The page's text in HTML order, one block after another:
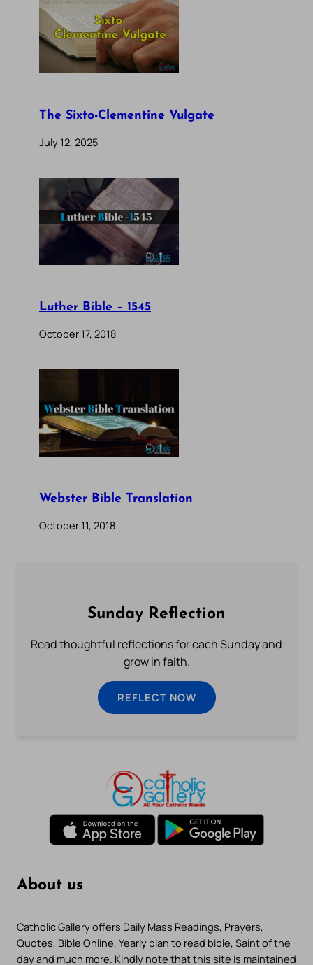
The Sixto-Clementine Vulgate
July 12, 2025
Luther Bible – 1545
October 17, 2018
Webster Bible Translation
October 11, 2018
Sunday Reflection
Read thoughtful reflections for each Sunday and
grow in faith.
REFLECT NOW
About us
Catholic Gallery offers Daily Mass Readings, Prayers,
Quotes, Bible Online, Yearly plan to read bible, Saint of the
day and much more. Kindly note that this site is maintained